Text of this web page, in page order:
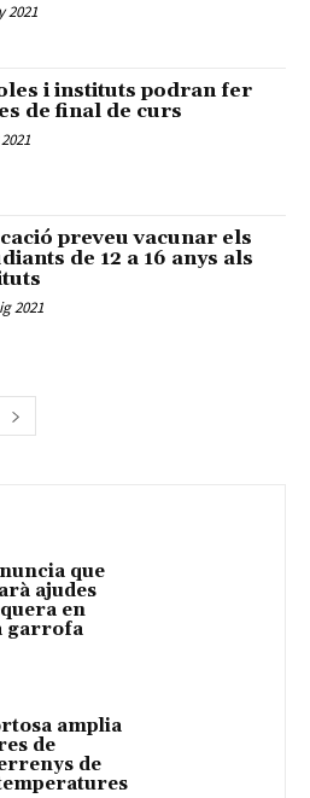
2021
i instituts podran fer
de final de curs
preveu vacunar els
de 12 a 16 anys als
2021
que
ajudes
en
garrofa
amplia
de
de